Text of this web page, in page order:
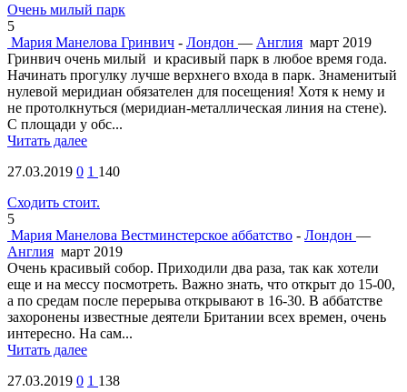
Очень милый парк
5
Мария Манелова Гринвич - Лондон — Англия март 2019
Гринвич очень милый и красивый парк в любое время года.
Начинать прогулку лучше верхнего входа в парк. Знаменитый
нулевой меридиан обязателен для посещения! Хотя к нему и
не протолкнуться (меридиан-металлическая линия на стене).
С площади у обс...
Читать далее
27.03.2019 0 1 140
Сходить стоит.
5
Мария Манелова Вестминстерское аббатство - Лондон —
Англия март 2019
Очень красивый собор. Приходили два раза, так как хотели
еще и на мессу посмотреть. Важно знать, что открыт до 15-00,
а по средам после перерыва открывают в 16-30. В аббатстве
захоронены известные деятели Британии всех времен, очень
интересно. На сам...
Читать далее
27.03.2019 0 1 138